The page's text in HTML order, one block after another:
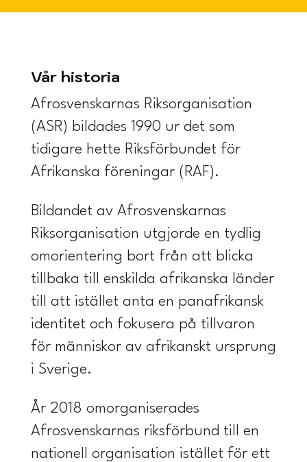
Vår historia
Afrosvenskarnas Riksorganisation
(ASR) bildades 1990 ur det som
tidigare hette Riksförbundet för
Afrikanska föreningar (RAF).
Bildandet av Afrosvenskarnas
Riksorganisation utgjorde en tydlig
omorientering bort från att blicka
tillbaka till enskilda afrikanska länder
till att istället anta en panafrikansk
identitet och fokusera på tillvaron
för människor av afrikanskt ursprung
i Sverige.
År 2018 omorganiserades
Afrosvenskarnas riksförbund till en
nationell organisation istället för ett